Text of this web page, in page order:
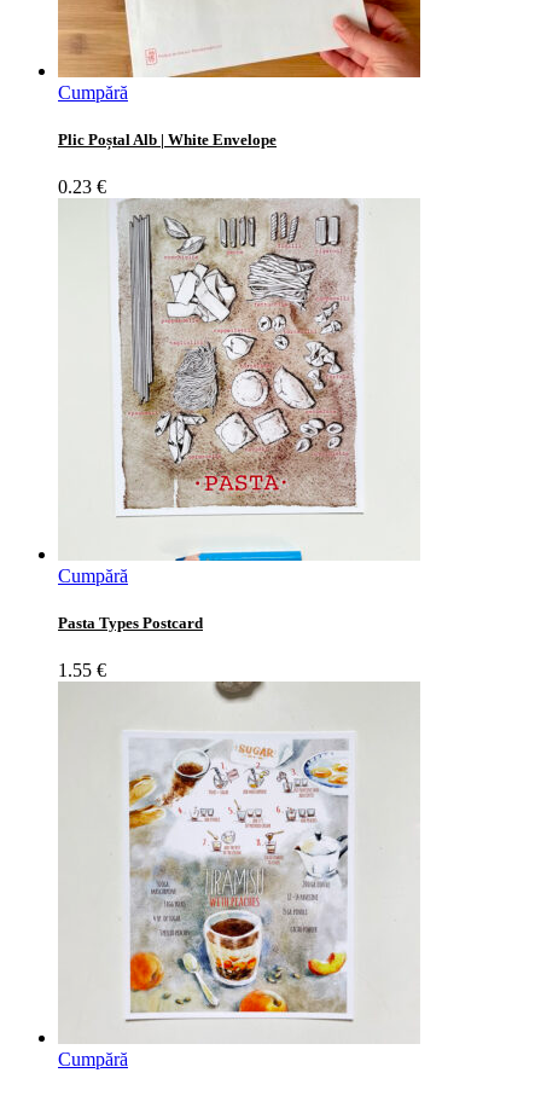
Cumpără
Plic Poștal Alb | White Envelope
0.23 €
Cumpără
Pasta Types Postcard
1.55 €
Cumpără